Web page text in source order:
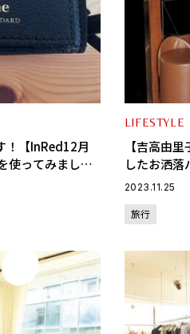
！【InRed12月
使ってみまし
LIFESTYLE
【吉高由
したお洒落
♡〈Night
2023.11.25
旅行